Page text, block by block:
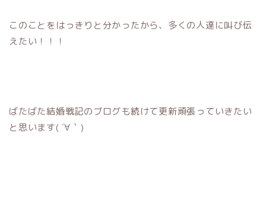
このことをはっきりと分かったから、多くの人達に叫び伝
えたい！！！
ばたばた結婚戦記のブログも続けて更新頑張っていきたい
と思います( ´∀｀)